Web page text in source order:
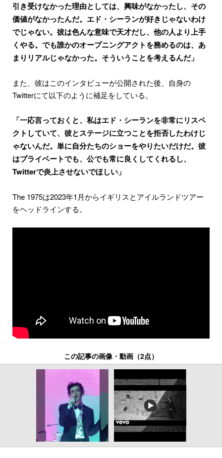
引き受けなかった理由としては、興味がなかったし、その
価値がなかったんだ。エド・シーランが好きじゃないわけ
でじゃない。彼は色んな意味で天才だし、他の人より上手
くやる。でも誰かのオープニングアクトを務めるのは、あ
まりリアルじゃなかった。そういうことを考えるんだ」
また、彼はこのインタビューが公開された後、自身の
Twitterにて以下のように補足をしている。
「一応言っておくと、私はエド・シーランを非常にリスペ
クトしていて、彼とステージに立つことを拒否したわけじ
ゃないんだ。単に自分たちのショーをやりたいだけだ。彼
はプライベートでも、公でも常に良くしてくれるし、
Twitterで炎上させないでほしい」
The 1975は2023年1月からイギリスとアイルランドツアー
をヘッドラインする。
この記事の画像・動画（2点）